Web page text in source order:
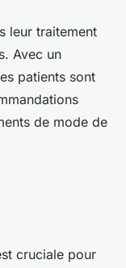
leur traitement
Avec un
patients sont
de mode de
cruciale pour